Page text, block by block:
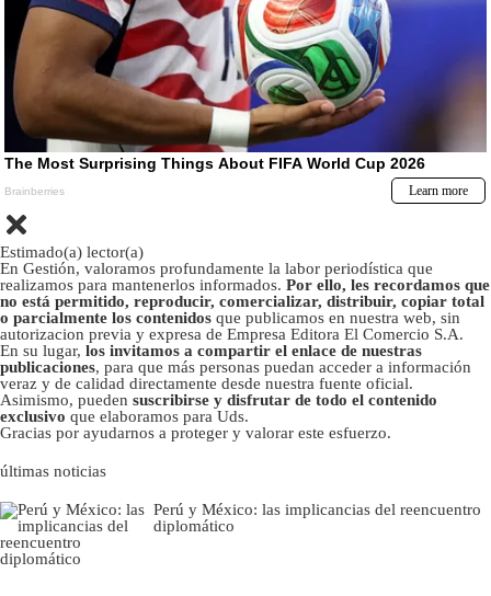
Estimado(a) lector(a)
En Gestión, valoramos profundamente la labor periodística que
realizamos para mantenerlos informados. Por ello, les recordamos que
no está permitido, reproducir, comercializar, distribuir, copiar total
o parcialmente los contenidos que publicamos en nuestra web, sin
autorizacion previa y expresa de Empresa Editora El Comercio S.A.
En su lugar, los invitamos a compartir el enlace de nuestras
publicaciones, para que más personas puedan acceder a información
veraz y de calidad directamente desde nuestra fuente oficial.
Asimismo, pueden suscribirse y disfrutar de todo el contenido
exclusivo que elaboramos para Uds.
Gracias por ayudarnos a proteger y valorar este esfuerzo.
últimas noticias
Perú y México: las implicancias del reencuentro
diplomático